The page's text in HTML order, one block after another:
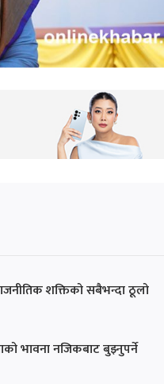
शक्तिको सबैभन्दा ठूलो
भावना नजिकबाट बुझ्नुपर्ने